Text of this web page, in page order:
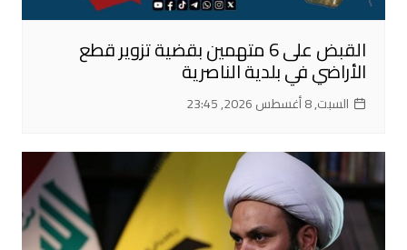
القبض على 6 متهمين بقضية تزوير قطع
الأراضي في بلدية الناصرية
السبت, 8 أغسطس 2026, 23:45